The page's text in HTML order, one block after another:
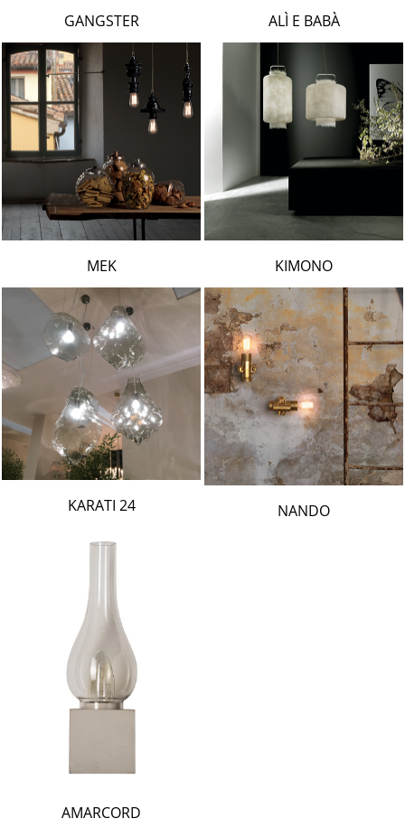
PORSCHE
CATELLANI & SMITH
VIABIZZUNO
ALÌ E BABÀ
GANGSTER
KIMONO
MEK
NANDO
24 KARATI
AMARCORD